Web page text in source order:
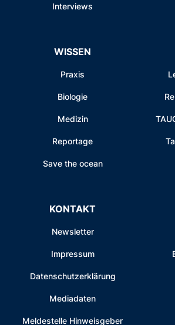
Interviews
WISSEN
Praxis
Biologie
Medizin
Reportage
Save the ocean
KONTAKT
Newsletter
Impressum
Datenschutzerklärung
Mediadaten
Meldestelle Hinweisgeber